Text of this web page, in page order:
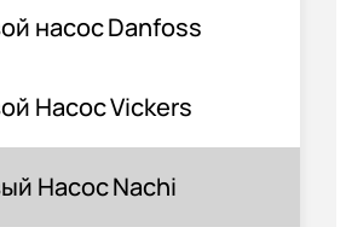
насос Danfoss
Насос Vickers
Насос Nachi